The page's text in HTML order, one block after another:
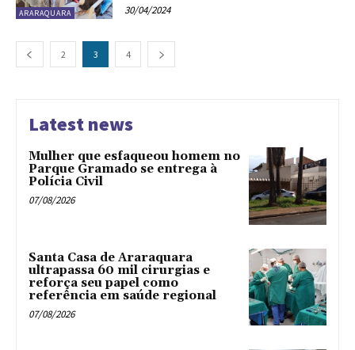
ARARAQUARA 30/04/2024
2 3 4
Latest news
Mulher que esfaqueou homem no
Parque Gramado se entrega à
Polícia Civil
07/08/2026
Santa Casa de Araraquara
ultrapassa 60 mil cirurgias e
reforça seu papel como
referência em saúde regional
07/08/2026